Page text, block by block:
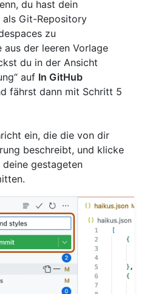
du hast dein
als Git-Repository
zu
der leeren Vorlage
du in der Ansicht
auf In GitHub
fährst dann mit Schritt 5
ein, die die von dir
beschreibt, und klicke
deine gestageten